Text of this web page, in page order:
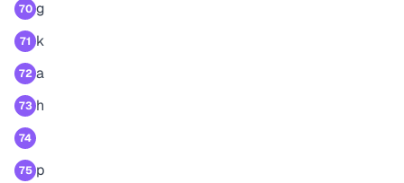
70 g
71 k
72 a
73 h
74
75 p